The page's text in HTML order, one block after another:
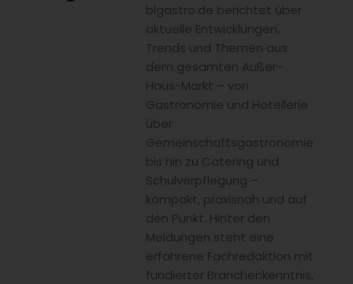
blgastro.de berichtet über
aktuelle Entwicklungen,
Trends und Themen aus
dem gesamten Außer-
Haus-Markt – von
Gastronomie und Hotellerie
über
Gemeinschaftsgastronomie
bis hin zu Catering und
Schulverpflegung –
kompakt, praxisnah und auf
den Punkt. Hinter den
Meldungen steht eine
erfahrene Fachredaktion mit
fundierter Branchenkenntnis,